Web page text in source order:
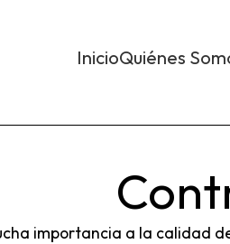
InicioQuiénes
importancia a la calidad